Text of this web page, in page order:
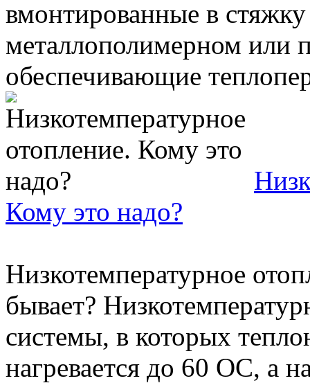
вмонтированные в
металлополимерном или
обеспечивающие
Кому это надо?
Низкотемпературное
бывает?
системы, в которых
нагревается до 60 ОС, а